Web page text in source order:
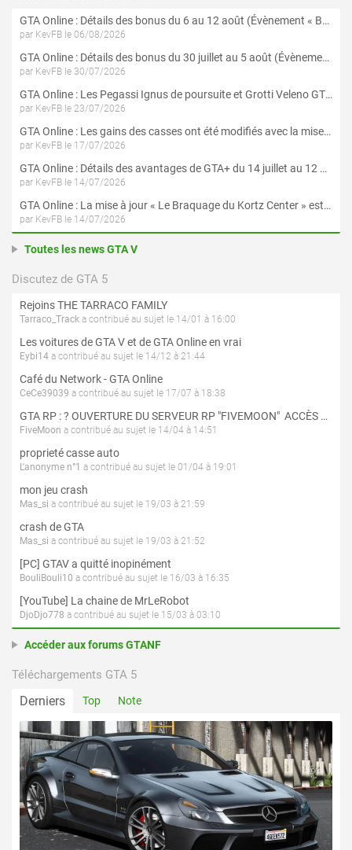
GTA Online : Détails des bonus du 6 au 12 août (Évènement « Braquages de l'été » - Suite et fin)
par KevFB le 06/08/2026
GTA Online : Détails des bonus du 30 juillet au 5 août (Évènement « Braquages d'été »)
par KevFB le 30/07/2026
GTA Online : Les Pegassi Ignus de poursuite et Grotti Veleno GT sont maintenant disponibles
par KevFB le 23/07/2026
GTA Online : Les gains des casses ont été modifiés avec la mise à jour « Le Braquage du Kortz Center »
par KevFB le 17/07/2026
GTA Online : Détails des avantages de GTA+ du 14 juillet au 12 août
par KevFB le 14/07/2026
GTA Online : La mise à jour « Le Braquage du Kortz Center » est maintenant disponible
par KevFB le 14/07/2026
Toutes les news GTA V
Discutez de GTA 5
Rejoins THE TARRACO FAMILY
Tarraco_Track a contribué au sujet le 14/01 à 16:00
Les voitures de GTA V et de GTA Online en vrai
Eybi14 a contribué au sujet le 14/12 à 21:44
Café du Network - GTA Online
CeCe39039 a contribué au sujet le 17/07 à 18:38
GTA RP : ? OUVERTURE DU SERVEUR RP "FIVEMOON"  ACCÈS LIBRE ?
FiveMoon a contribué au sujet le 14/04 à 14:51
proprieté casse auto
L'anonyme n°1 a contribué au sujet le 01/04 à 19:01
mon jeu crash
Mas_si a contribué au sujet le 19/03 à 21:59
crash de GTA
Mas_si a contribué au sujet le 19/03 à 21:52
[PC] GTAV a quitté inopinément
BouliBouli10 a contribué au sujet le 16/03 à 16:35
[YouTube] La chaine de MrLeRobot
DjoDjo778 a contribué au sujet le 15/03 à 03:10
Accéder aux forums GTANF
Téléchargements GTA 5
Derniers Top Note